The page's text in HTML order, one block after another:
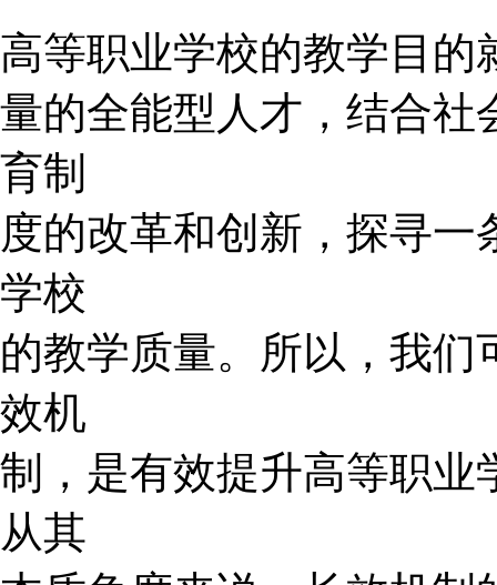
高等职业学校的教学目的
量的全能型人才，结合社
育制
度的改革和创新，探寻
学校
的教学质量。所以，我
效机
制，是有效提升高等职业
从其